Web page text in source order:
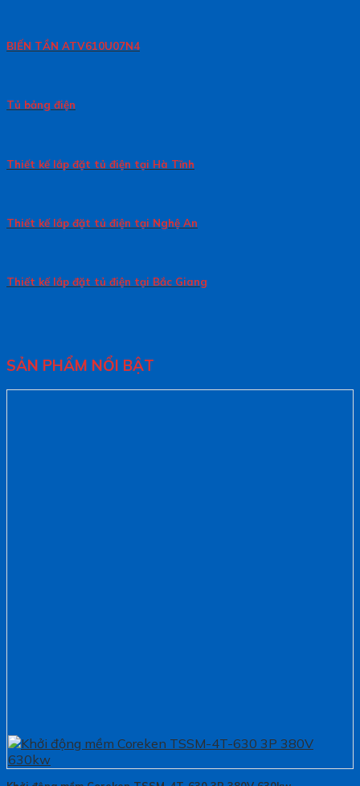
BIẾN TẦN ATV610U07N4
Tủ bảng điện
Thiết kế lắp đặt tủ điện tại Hà Tĩnh
Thiết kế lắp đặt tủ điện tại Nghệ An
Thiết kế lắp đặt tủ điện tại Bắc Giang
SẢN PHẨM NỔI BẬT